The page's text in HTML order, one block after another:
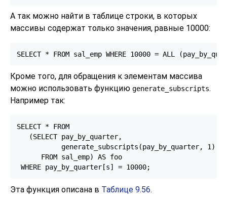
А так можно найти в таблице строки, в которых
массивы содержат только значения, равные 10000:
SELECT * FROM sal_emp WHERE 10000 = ALL
Кроме того, для обращения к элементам массива
можно использовать функцию generate_subscripts.
Например так:
SELECT * FROM
   (SELECT pay_by_quarter,
generate_subscripts(pay_by_quarter, 1)
      FROM sal_emp) AS foo
WHERE pay_by_quarter[s] = 10000;
Эта функция описана в Таблице 9.56.